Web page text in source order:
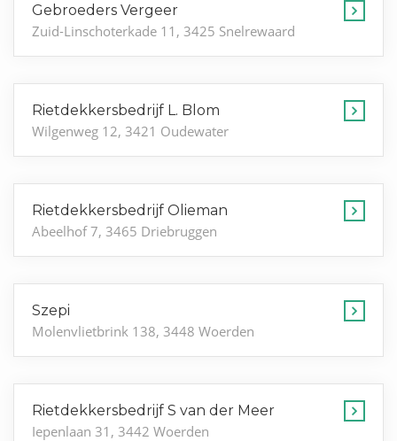
Gebroeders Vergeer
Zuid-Linschoterkade 11, 3425 Snelrewaard
Rietdekkersbedrijf L. Blom
Wilgenweg 12, 3421 Oudewater
Rietdekkersbedrijf Olieman
Abeelhof 7, 3465 Driebruggen
Szepi
Molenvlietbrink 138, 3448 Woerden
Rietdekkersbedrijf S van der Meer
Iepenlaan 31, 3442 Woerden